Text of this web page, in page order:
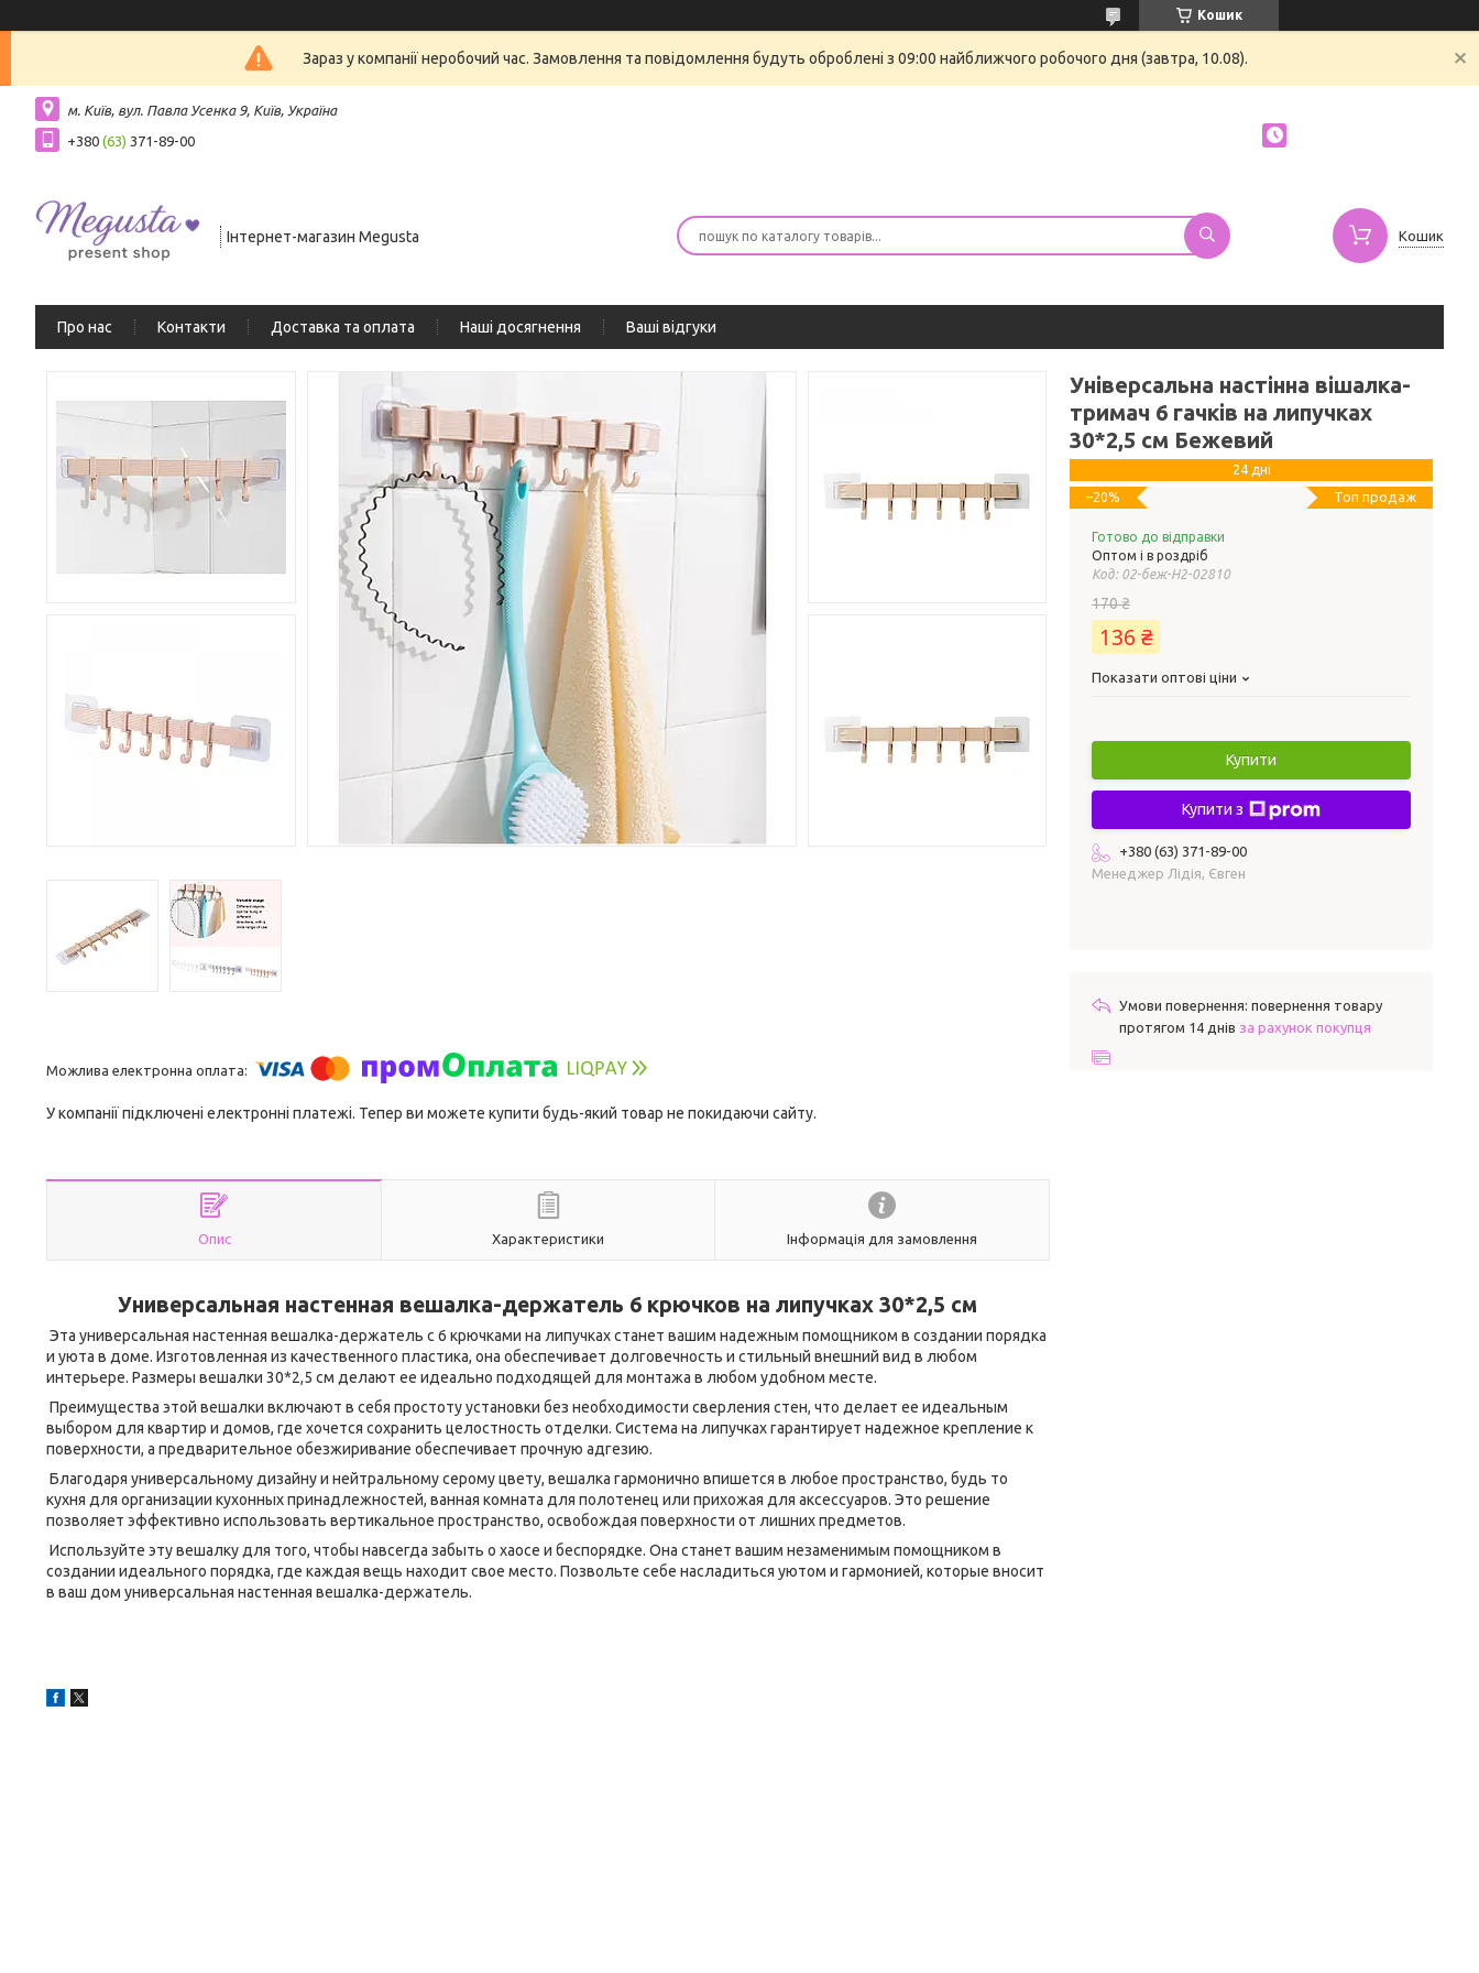
Кошик
Зараз у компанії неробочий час. Замовлення та повідомлення будуть оброблені з 09:00 найближчого робочого дня (завтра, 10.08).
м. Київ, вул. Павла Усенка 9, Київ, Україна
+380 (63) 371-89-00
Інтернет-магазин Megusta Кошик
Про нас Контакти Доставка та оплата Наші досягнення Ваші відгуки
У компанії підключені електронні платежі. Тепер ви можете купити будь-який товар не покидаючи сайту.
Опис Характеристики Інформація для замовлення
Универсальная настенная вешалка-держатель 6 крючков на липучках 30*2,5 см
Эта универсальная настенная вешалка-держатель с 6 крючками на липучках станет вашим надежным помощником в создании порядка
и уюта в доме. Изготовленная из качественного пластика, она обеспечивает долговечность и стильный внешний вид в любом
интерьере. Размеры вешалки 30*2,5 см делают ее идеально подходящей для монтажа в любом удобном месте.
Преимущества этой вешалки включают в себя простоту установки без необходимости сверления стен, что делает ее идеальным
выбором для квартир и домов, где хочется сохранить целостность отделки. Система на липучках гарантирует надежное крепление к
поверхности, а предварительное обезжиривание обеспечивает прочную адгезию.
Благодаря универсальному дизайну и нейтральному серому цвету, вешалка гармонично впишется в любое пространство, будь то
кухня для организации кухонных принадлежностей, ванная комната для полотенец или прихожая для аксессуаров. Это решение
позволяет эффективно использовать вертикальное пространство, освобождая поверхности от лишних предметов.
Используйте эту вешалку для того, чтобы навсегда забыть о хаосе и беспорядке. Она станет вашим незаменимым помощником в
создании идеального порядка, где каждая вещь находит свое место. Позвольте себе насладиться уютом и гармонией, которые вносит
в ваш дом универсальная настенная вешалка-держатель.
Універсальна настінна вішалка-
тримач 6 гачків на липучках
30*2,5 см Бежевий
Топ продаж
24 дні
–20%
Готово до відправки
Оптом і в роздріб
Код: 02-беж-H2-02810
170 ₴
136 ₴
Показати оптові ціни
Купити
Купити з
+380 (63) 371-89-00
Менеджер Лідія, Євген
повернення товару
протягом 14 днів за рахунок покупця